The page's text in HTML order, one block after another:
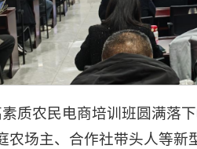
质农民电商培训班圆满落
场主、合作社带头人等新